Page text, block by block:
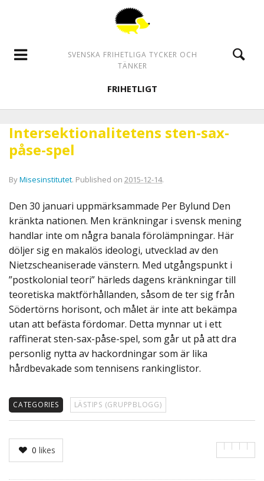
SVENSKA FRIHETLIGA TYCKER OCH
TÄNKER
FRIHETLIGT
Intersektionalitetens sten-sax-
påse-spel
ByMisesinstitutet. Published on 2015-12-14.
Den 30 januari uppmärksammade Per Bylund Den
kränkta nationen. Men kränkningar i svensk mening
handlar inte om några banala förolämpningar. Här
döljer sig en makalös ideologi, utvecklad av den
Nietzscheaniserade vänstern. Med utgångspunkt i
”postkolonial teori” härleds dagens kränkningar till
teoretiska maktförhållanden, såsom de ter sig från
Södertörns horisont, och målet är inte att bekämpa
utan att befästa fördomar. Detta mynnar ut i ett
raffinerat sten-sax-påse-spel, som går ut på att dra
personlig nytta av hackordningar som är lika
hårdbevakade som tennisens rankinglistor.
CATEGORIES LÄSTIPS (GRUPPBLOGG)
0 likes